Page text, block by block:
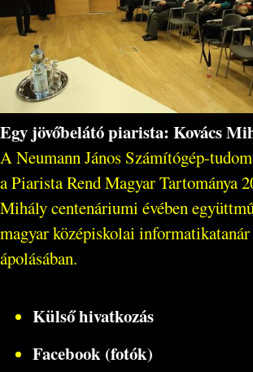
Egy jövőbelátó piarista: Kovács
A Neumann János Számítógép-
a Piarista Rend Magyar Tartománya
Mihály centenáriumi évében
magyar középiskolai
ápolásában.
Külső hivatkozás
Facebook (fotók)